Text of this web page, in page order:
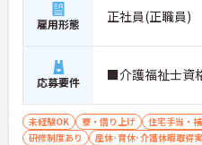
雇用形態 正社員(正職員)
応募要件 ■介護福祉士資
未経験OK 寮・借り上げ 住宅手当・
研修制度あり
産休･育休･介護休暇取得